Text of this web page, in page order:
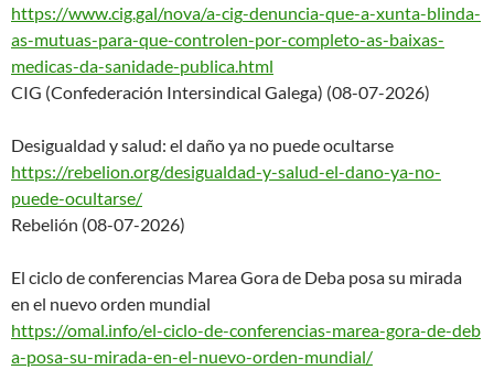
https://www.cig.gal/nova/a-cig-denuncia-que-a-xunta-blinda-
as-mutuas-para-que-controlen-por-completo-as-baixas-
medicas-da-sanidade-publica.html
CIG (Confederación Intersindical Galega) (08-07-2026)
Desigualdad y salud: el daño ya no puede ocultarse
https://rebelion.org/desigualdad-y-salud-el-dano-ya-no-
puede-ocultarse/
Rebelión (08-07-2026)
El ciclo de conferencias Marea Gora de Deba posa su mirada
en el nuevo orden mundial
https://omal.info/el-ciclo-de-conferencias-marea-gora-de-deb
a-posa-su-mirada-en-el-nuevo-orden-mundial/